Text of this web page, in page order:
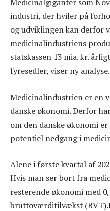
industri, der hviler på
og udviklingen kan derfor
medicinalindustriens
statskassen 13 mia. kr.
fyresedler, viser ny analyse.
Medicinalindustrien er en
danske økonomi. Derfor
om den danske økonomi
potentiel nedgang i
Alene i første kvartal af
Hvis man ser bort fra
resterende økonomi med
bruttoværditilvækst